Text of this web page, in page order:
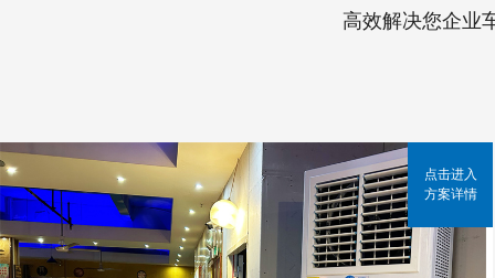
高效解决您企业
点击进入
方案详情